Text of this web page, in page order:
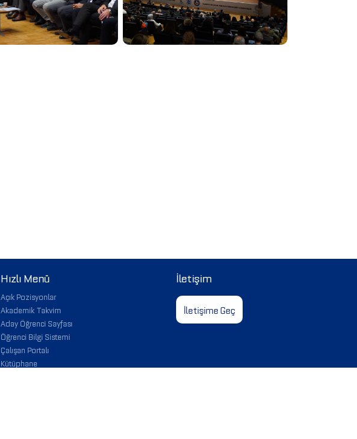
Hızlı Menü
Açık Pozisyonlar
Akademik Takvim
Aday Öğrenci Sayfası
Öğrenci Bilgi Sistemi
Çalışan Portalı
Kütüphane
İletişim
İletişime Geç